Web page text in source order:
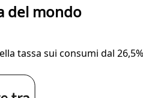
del mondo
tassa sui consumi dal